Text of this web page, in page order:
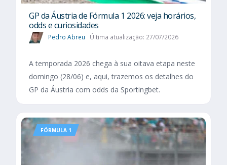
GP da Áustria de Fórmula 1 2026: veja horários,
odds e curiosidades
Pedro Abreu Última atualização: 27/07/2026
A temporada 2026 chega à sua oitava etapa neste
domingo (28/06) e, aqui, trazemos os detalhes do
GP da Áustria com odds da Sportingbet.
FÓRMULA 1